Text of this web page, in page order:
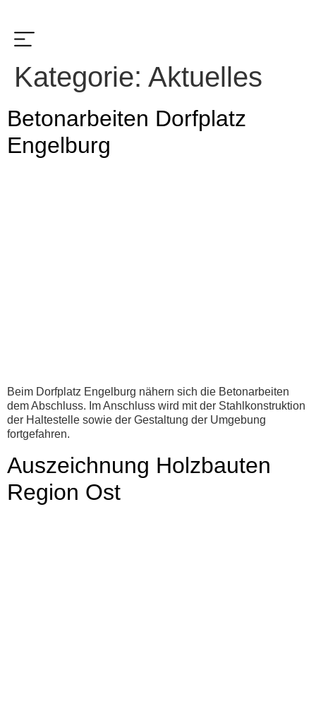
Kategorie: Aktuelles
Betonarbeiten Dorfplatz
Engelburg
Beim Dorfplatz Engelburg nähern sich die Betonarbeiten
dem Abschluss. Im Anschluss wird mit der Stahlkonstruktion
der Haltestelle sowie der Gestaltung der Umgebung
fortgefahren.
Auszeichnung Holzbauten
Region Ost